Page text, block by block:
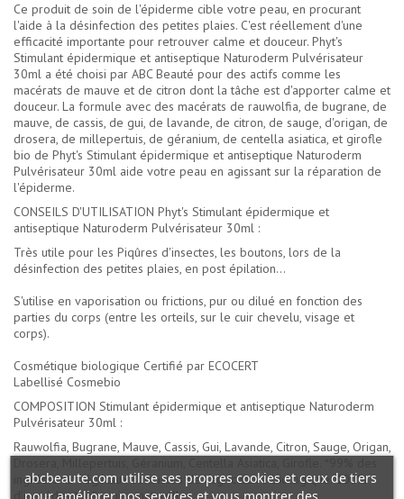
Ce produit de soin de l'épiderme cible votre peau, en procurant
l'aide à la désinfection des petites plaies. C'est réellement d'une
efficacité importante pour retrouver calme et douceur. Phyt's
Stimulant épidermique et antiseptique Naturoderm Pulvérisateur
30ml a été choisi par ABC Beauté pour des actifs comme les
macérats de mauve et de citron dont la tâche est d'apporter calme et
douceur. La formule avec des macérats de rauwolfia, de bugrane, de
mauve, de cassis, de gui, de lavande, de citron, de sauge, d'origan, de
drosera, de millepertuis, de géranium, de centella asiatica, et girofle
bio de Phyt's Stimulant épidermique et antiseptique Naturoderm
Pulvérisateur 30ml aide votre peau en agissant sur la réparation de
l'épiderme.
CONSEILS D'UTILISATION Phyt's Stimulant épidermique et
antiseptique Naturoderm Pulvérisateur 30ml :
Très utile pour les Piqûres d'insectes, les boutons, lors de la
désinfection des petites plaies, en post épilation...
S'utilise en vaporisation ou frictions, pur ou dilué en fonction des
parties du corps (entre les orteils, sur le cuir chevelu, visage et
corps).
Cosmétique biologique Certifié par ECOCERT
Labellisé Cosmebio
COMPOSITION Stimulant épidermique et antiseptique Naturoderm
Pulvérisateur 30ml :
Rauwolfia, Bugrane, Mauve, Cassis, Gui, Lavande, Citron, Sauge, Origan,
ingrédients végétaux sont issus de l'agriculture biologique. 100%
d'ingrédients d'origine naturelle.
abcbeaute.com utilise ses propres cookies et ceux de tiers
pour améliorer nos services et vous montrer des